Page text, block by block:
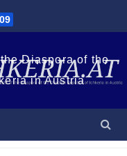
Diaspora of the
in Austria